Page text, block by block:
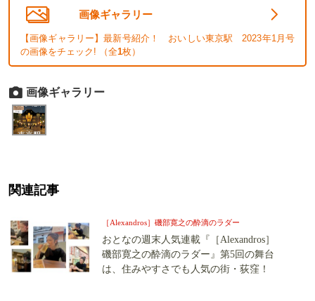
画像ギャラリー
【画像ギャラリー】最新号紹介！ おいしい東京駅 2023年1月号
の画像をチェック! （全1枚）
画像ギャラリー
関連記事
［Alexandros］磯部寛之の酔滴のラダー
おとなの週末人気連載『［Alexandros］
磯部寛之の酔滴のラダー』第5回の舞台
は、住みやすさでも人気の街・荻窪！